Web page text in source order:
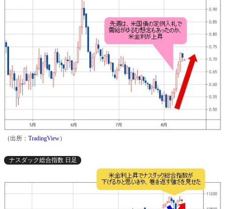
（出所： TradingView）
ナスダック総合指数 日足